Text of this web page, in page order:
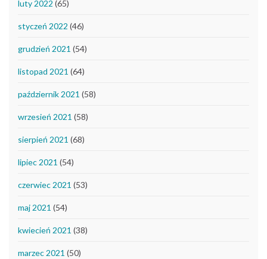
luty 2022 (65)
styczeń 2022 (46)
grudzień 2021 (54)
listopad 2021 (64)
październik 2021 (58)
wrzesień 2021 (58)
sierpień 2021 (68)
lipiec 2021 (54)
czerwiec 2021 (53)
maj 2021 (54)
kwiecień 2021 (38)
marzec 2021 (50)